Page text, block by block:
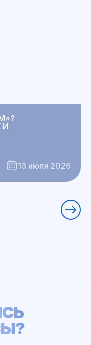
И
13 июля 2026